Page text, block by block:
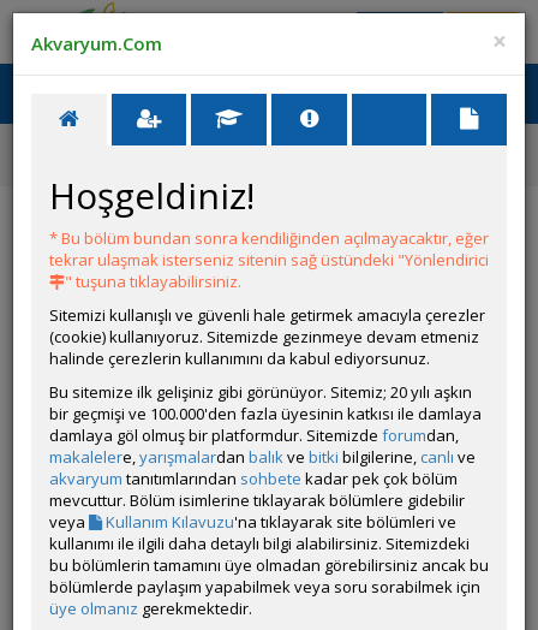
Ana Menü
Ana Sayfa
Canlı İlanları
Su Üstü Bitkileri Arıyorum Çankaya Bölgesi
İlanın Bulunduğu Kategoriler:Bitkiler,Tüm Canlılar ,Tüm İlanlar
Bshkk
Çevrim Dışı
Son Güncelleme Zamanı:31 Temmuz 2026 23:35
İl / İlçe / Semt: Ankara / Çankaya / Ayranci
İrtibat Bilgileri:05335404933
Nakliye ile İlgili Ek Bilgiler:
Çankaya atakule yakini elden teslim olarak ariyorum...
Vitrin Fotoğrafı:
Gökhan Onaran
200 Lt bitkili karışık Lepistes,elma salyangoz...
×
Akvaryum.Com
Hoşgeldiniz!
* Bu bölüm bundan sonra kendiliğinden açılmayacaktır, eğer
tekrar ulaşmak isterseniz sitenin sağ üstündeki "Yönlendirici
" tuşuna tıklayabilirsiniz.
Sitemizi kullanışlı ve güvenli hale getirmek amacıyla çerezler
(cookie) kullanıyoruz. Sitemizde gezinmeye devam etmeniz
halinde çerezlerin kullanımını da kabul ediyorsunuz.
Bu sitemize ilk gelişiniz gibi görünüyor. Sitemiz; 20 yılı aşkın
bir geçmişi ve 100.000'den fazla üyesinin katkısı ile damlaya
damlaya göl olmuş bir platformdur. Sitemizde forumdan,
makalelere,yarışmalardan balıkve bitki bilgilerine, canlı ve
akvaryum tanıtımlarından sohbete kadar pek çok bölüm
mevcuttur. Bölüm isimlerine tıklayarak bölümlere gidebilir
veya
Kullanım Kılavuzu'na tıklayarak site bölümleri ve
kullanımı ile ilgili daha detaylı bilgi alabilirsiniz. Sitemizdeki
bu bölümlerin tamamını üye olmadan görebilirsiniz ancak bu
bölümlerde paylaşım yapabilmek veya soru sorabilmek için
üye olmanız gerekmektedir.